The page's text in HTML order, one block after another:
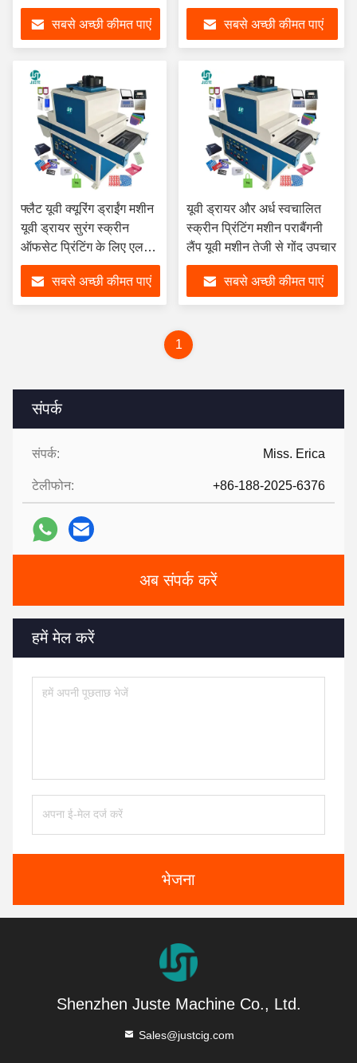
संपर्क
संपर्क: Miss. Erica
टेलीफोन: +86-188-2025-6376
अब संपर्क करें
हमें मेल करें
भेजना
365 एनएम के लिए लैंपाडा यूवी
एलईडी फ्लैटसबसे अच्छी कीमत पाएं
क्रिस्टल पीसीबी एलईडी बार के
लिए
सबसे अच्छी कीमत पाएं
फ्लैट यूवी क्यूरिंग ड्राईंग मशीन
यूवी ड्रायर सुरंग स्क्रीन
ऑफसेट प्रिंटिंग के लिए एलईडी
लैंप क्लूपिंग ग्लास एक्रिल तरल
उपचार कागज
सबसे अच्छी कीमत पाएं
यूवी ड्रायर और अर्ध स्वचालित
स्क्रीन प्रिंटिंग मशीन पराबैंगनी
लैंप यूवी मशीन तेजी से गोंद उपचार
सबसे अच्छी कीमत पाएं
1
Shenzhen Juste Machine Co., Ltd.
Sales@justcig.com